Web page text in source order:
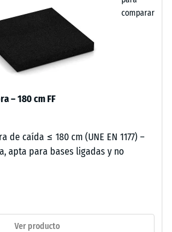
comparar
– 180 cm FF
de caída ≤ 180 cm (UNE EN 1177) –
apta para bases ligadas y no
Ver producto